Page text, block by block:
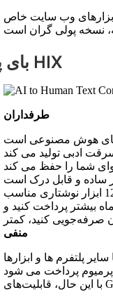
وب سایت خاص
نسخه پولی گران است
بای پس HIX
طرفداران
ادبی تولید می کند
شما را حفظ می کند
ساده و قابل درک است
بیشتر پرداخت کنید و
منفی